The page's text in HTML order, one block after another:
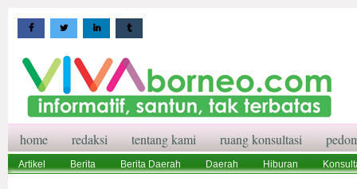
home redaksi tentang kami ruang konsultasi
Artikel Berita Berita Daerah Daerah Hiburan